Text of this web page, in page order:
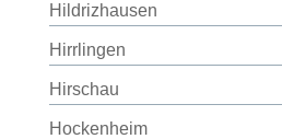
Hildrizhausen
Hirrlingen
Hirschau
Hockenheim